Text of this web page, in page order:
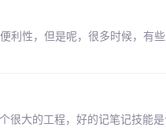
利性，但是呢，很多时候，有
很大的工程，好的记笔记技能